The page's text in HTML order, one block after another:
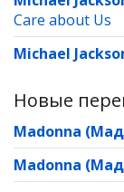
Care about Us
Michael
Новые
Madonna
Madonna